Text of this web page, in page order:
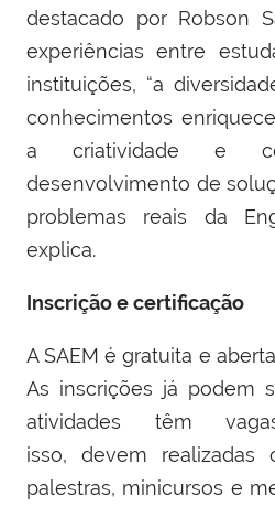
destacado por Robson
experiências entre
instituições, “a
conhecimentos
a criatividade e
desenvolvimento de
problemas reais da
explica.
Inscrição e certificação
A SAEM é gratuita e
As inscrições já podem
atividades têm
isso, devem realizadas
palestras, minicursos e